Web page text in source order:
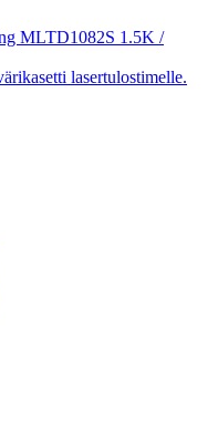
MLTD1082S 1.5K /
lasertulostimelle.